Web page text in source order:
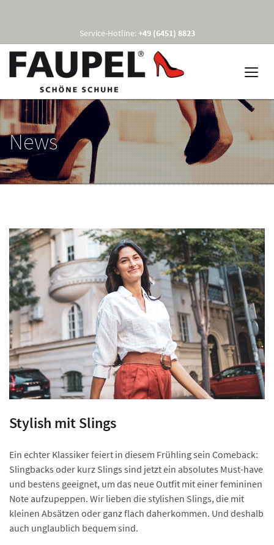
Service-Hotline:+49 (6451) 8823
News
Stylish mit Slings
Ein echter Klassiker feiert in diesem Frühling sein Comeback:
Slingbacks oder kurz Slings sind jetzt ein absolutes Must-have
und bestens geeignet, um das neue Outfit mit einer femininen
Note aufzupeppen. Wir lieben die stylishen Slings, die mit
kleinen Absätzen oder ganz flach daherkommen. Und deshalb
auch unglaublich bequem sind.